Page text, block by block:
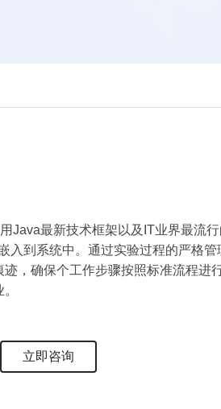
Java最新技术框架以及IT业界最流
入到系统中。通过实验过程的严格管
，确保个工作步骤按照标准流程进
立即咨询